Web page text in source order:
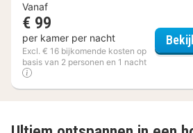
Vanaf
€ 99
per kamer per nacht
Excl. € 16 bijkomende kosten op
basis van 2 personen en 1 nacht